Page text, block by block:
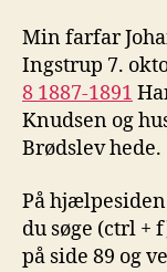
Min farfar
Ingstrup 7.
8 1887-1891
Knudsen og
Brødslev hede.
På
du søge (ctrl +
på side 89 og